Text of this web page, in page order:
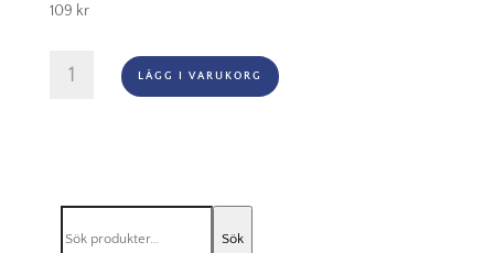
109 kr
Series
mängd
LÄGG I VARUKORG
efter:
Sök